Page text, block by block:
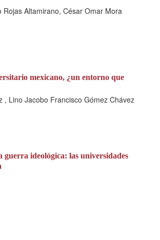
Altamirano, César Omar Mora
mexicano, ¿un entorno que
, Lino Jacobo Francisco Gómez Chávez
guerra ideológica: las universidades